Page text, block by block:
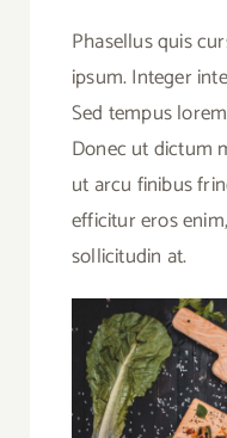
Phasellus quis
ipsum. Integer
Sed tempus
Donec ut dictum
ut arcu finibus
efficitur eros
sollicitudin at.